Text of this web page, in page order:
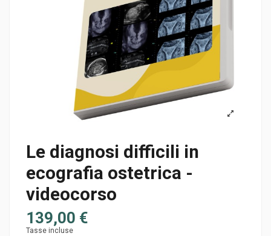
Le diagnosi difficili in
ecografia ostetrica -
videocorso
139,00 €
Tasse incluse